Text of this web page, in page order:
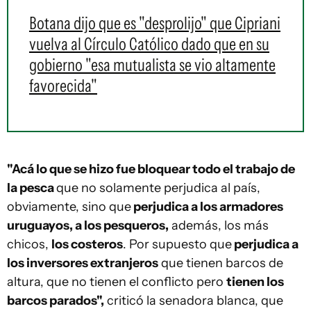
Botana dijo que es "desprolijo" que Cipriani
vuelva al Círculo Católico dado que en su
gobierno "esa mutualista se vio altamente
favorecida"
"Acá lo que se hizo fue bloquear todo el trabajo de
la pescaque no solamente perjudica al país,
obviamente, sino queperjudica a los armadores
uruguayos, a los pesqueros, además, los más
chicos, los costeros. Por supuesto queperjudica a
los inversores extranjerosque tienen barcos de
altura, que no tienen el conflicto pero tienen los
barcos parados", criticó la senadora blanca, que